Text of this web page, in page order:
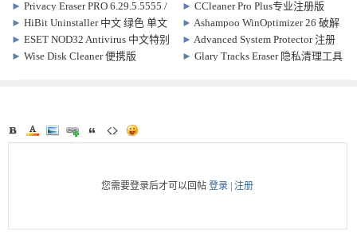
►Privacy Eraser PRO 6.29.5.5555 /
Free 6.29.5 电脑清除神器
►CCleaner Pro Plus专业注册版
Win7.9.1432 /Mac1.18.30 电脑系统
清理
►HiBit Uninstaller 中文 绿色 单文
件版 v4.0.10 电脑清理工具
► Ashampoo WinOptimizer 26 破解
版 v29.0.2
►ESET NOD32 Antivirus 中文特别
版 17.2.7 电脑防护工具
► Advanced System Protector 注册
激活版 v2.5.1111.29130 电脑防护软
►Wise Disk Cleaner 便携版
►Glary Tracks Eraser 隐私清理工具
您需要登录后才可以回帖登录 |注册